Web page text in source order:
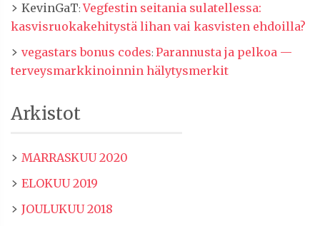
KevinGaT: Vegfestin seitania sulatellessa:
kasvisruokakehitystä lihan vai kasvisten ehdoilla?
vegastars bonus codes: Parannusta ja pelkoa —
terveysmarkkinoinnin hälytysmerkit
Arkistot
MARRASKUU 2020
ELOKUU 2019
JOULUKUU 2018